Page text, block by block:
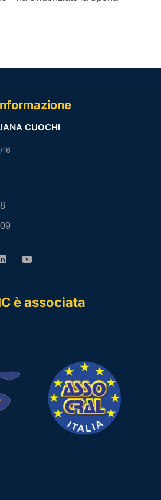
CUOCHI
16
è associata